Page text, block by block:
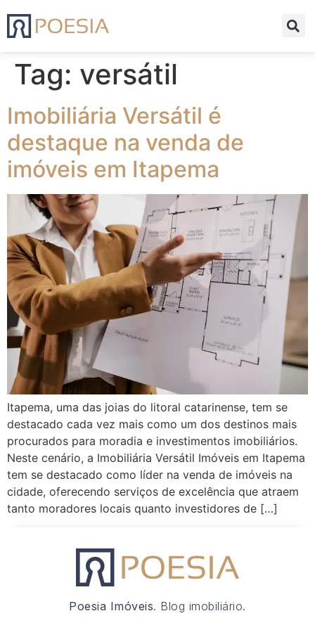
Tag: versátil
Imobiliária Versátil é
destaque na venda de
imóveis em Itapema
Itapema, uma das joias do litoral catarinense, tem se
destacado cada vez mais como um dos destinos mais
procurados para moradia e investimentos imobiliários.
Neste cenário, a Imobiliária Versátil Imóveis em Itapema
tem se destacado como líder na venda de imóveis na
cidade, oferecendo serviços de excelência que atraem
tanto moradores locais quanto investidores de […]
Poesia Imóveis. Blog imobiliário.